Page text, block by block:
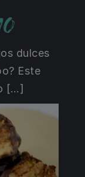
dulces
Este
[…]